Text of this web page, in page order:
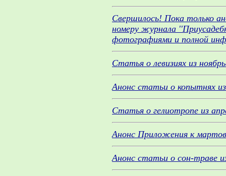
Свершилось! Пока только
номеру журнала
фотографиями и полной
Статья о левизиях из
Анонс статьи о копытнях
Статья о гелиотропе из
Анонс Приложения к
Анонс статьи о сон-траве